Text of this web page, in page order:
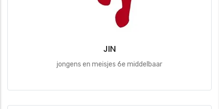
JIN
jongens en meisjes 6e middelbaar